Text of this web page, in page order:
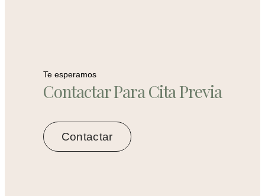
Te esperamos
Contactar Para Cita Previa
Contactar